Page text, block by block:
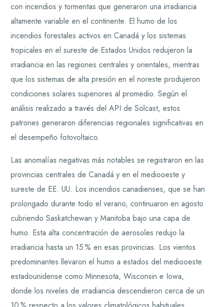
con incendios y tormentas que generaron una irradiancia
altamente variable en el continente. El humo de los
incendios forestales activos en Canadá y los sistemas
tropicales en el sureste de Estados Unidos redujeron la
irradiancia en las regiones centrales y orientales, mientras
que los sistemas de alta presión en el noreste produjeron
condiciones solares superiores al promedio. Según el
análisis realizado a través del API de Solcast, estos
patrones generaron diferencias regionales significativas en
el desempeño fotovoltaico.
Las anomalías negativas más notables se registraron en las
provincias centrales de Canadá y en el mediooeste y
sureste de EE. UU. Los incendios canadienses, que se han
prolongado durante todo el verano, continuaron en agosto
cubriendo Saskatchewan y Manitoba bajo una capa de
humo. Esta alta concentración de aerosoles redujo la
irradiancia hasta un 15 % en esas provincias. Los vientos
predominantes llevaron el humo a estados del mediooeste
estadounidense como Minnesota, Wisconsin e Iowa,
donde los niveles de irradiancia descendieron cerca de un